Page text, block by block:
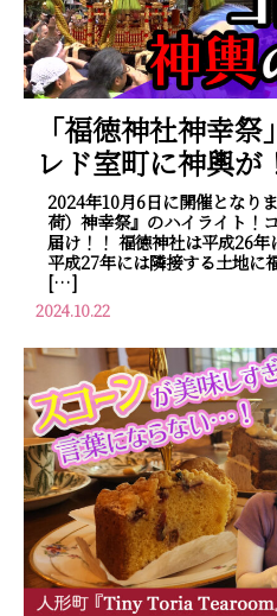
「福徳神社神幸
レド室町に神輿が
2024年10月6日に開催となり
荷）神幸祭』のハイライト！
届け！！ 福徳神社は平成26年
平成27年には隣接する土地に
[…]
2024.10.22